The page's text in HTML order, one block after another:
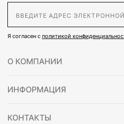
Я согласен с политикой
О КОМПАНИИ
ИНФОРМАЦИЯ
КОНТАКТЫ